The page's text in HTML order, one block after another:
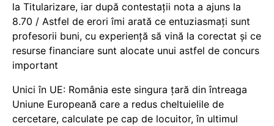
la Titularizare, iar după contestații nota a ajuns la
8.70 / Astfel de erori îmi arată ce entuziasmați sunt
profesorii buni, cu experiență să vină la corectat și ce
resurse financiare sunt alocate unui astfel de concurs
important
Unici în UE: România este singura țară din întreaga
Uniune Europeană care a redus cheltuielile de
cercetare, calculate pe cap de locuitor, în ultimul